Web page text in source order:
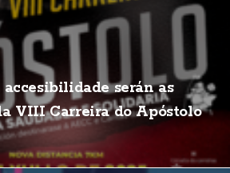
serán as
VIII Carreira do Apóstolo